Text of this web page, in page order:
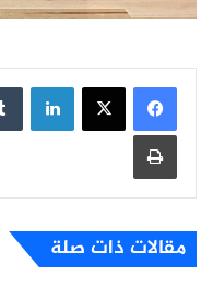
طباعة
مقالات ذات صلة